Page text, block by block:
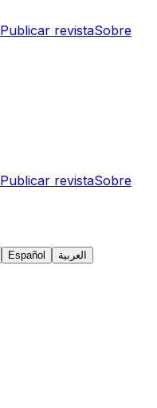
Publicar revistaSobre
Publicar revistaSobre
Español
العربية